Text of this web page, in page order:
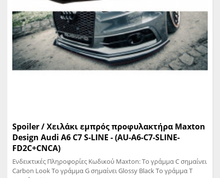
Spoiler / Χειλάκι εμπρός προφυλακτήρα Maxton
Design Audi A6 C7 S-LINE - (AU-A6-C7-SLINE-
FD2C+CNCA)
Ενδεικτικές Πληροφορίες Κωδικού Maxton: Το γράμμα C σημαίνει
Carbon Look Το γράμμα G σημαίνει Glossy Black Το γράμμα T